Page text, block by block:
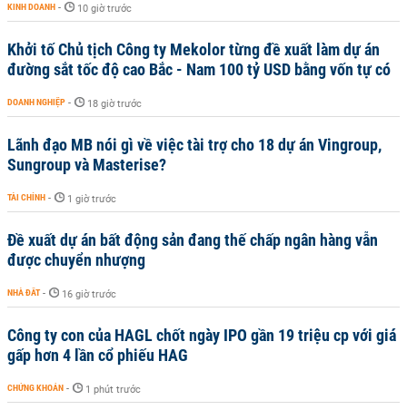
KINH DOANH - 10 giờ trước
Khởi tố Chủ tịch Công ty Mekolor từng đề xuất làm dự án
đường sắt tốc độ cao Bắc - Nam 100 tỷ USD bằng vốn tự có
DOANH NGHIỆP - 18 giờ trước
Lãnh đạo MB nói gì về việc tài trợ cho 18 dự án Vingroup,
Sungroup và Masterise?
TÀI CHÍNH - 1 giờ trước
Đề xuất dự án bất động sản đang thế chấp ngân hàng vẫn
được chuyển nhượng
NHÀ ĐẤT - 16 giờ trước
Công ty con của HAGL chốt ngày IPO gần 19 triệu cp với giá
gấp hơn 4 lần cổ phiếu HAG
CHỨNG KHOÁN - 1 phút trước